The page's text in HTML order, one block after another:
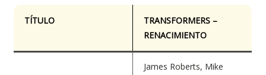
TÍTULO
TRANSFORMERS –
RENACIMIENTO
James Roberts, Mike